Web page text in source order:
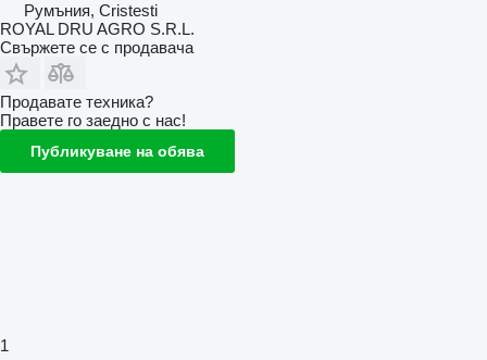
Румъния, Cristesti
ROYAL DRU AGRO S.R.L.
Свържете се с продавача
Продавате техника?
Правете го заедно с нас!
Публикуване на обява
1